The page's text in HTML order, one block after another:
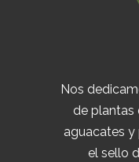
Nos
de plantas
aguacates y
el sello